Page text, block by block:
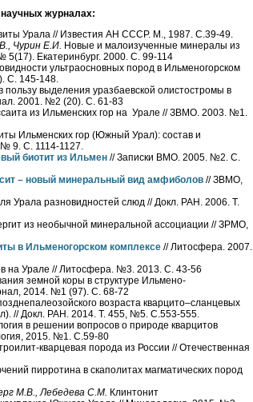
журналах:
Урала // Известия АН СССР. М., 1987. С.39-49.
Чурин Е.И. Новые и малоизученные минералы из
5(17). Екатеринбург. 2000. С. 99-114
ультраосновных пород в Ильменогорском
С. 145-148.
пользу выделения уразбаевской олистостромы в
2001. №2 (20). С. 61-83
из Ильменских гор на Урале // ЗВМО. 2003. №1.
Ильменских гор (Южный Урал): состав и
№ 9. С. 1114-1127.
биотит из Ильмен // Записки ВМО. 2005. №2. С.
– новый минеральный вид амфиболов // ЗВМО,
Урала разновидностей слюд // Докл. РАН. 2006. Т.
из необычной минеральной ассоциации // ЗРМО,
в Ильменогорском комплексе // Литосфера. 2007.
на Урале // Литосфера. №3. 2013. С. 43-56
земной коры в структуре Ильмено-
2014. №1 (97). С. 68-72
возраста кварцито–сланцевых
// Докл. РАН. 2014. Т. 455, №5. С.553-555.
в решении вопросов о природе кварцитов
2015. №1. С.59-80
кварцевая порода из России // Отечественная
пирротина в скаполитах магматических пород
М.В., Лебедева С.М. Клинтонит